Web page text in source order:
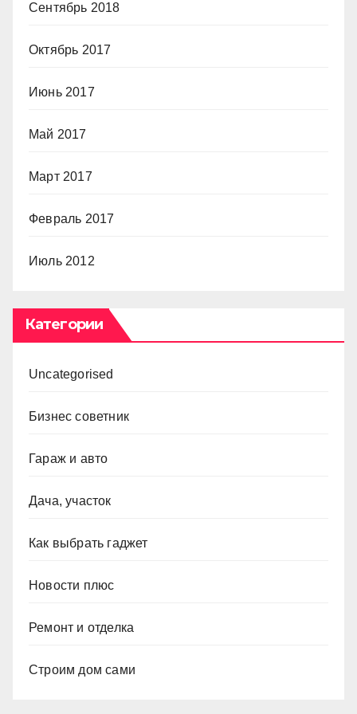
Сентябрь 2018
Октябрь 2017
Июнь 2017
Май 2017
Март 2017
Февраль 2017
Июль 2012
Категории
Uncategorised
Бизнес советник
Гараж и авто
Дача, участок
Как выбрать гаджет
Новости плюс
Ремонт и отделка
Строим дом сами